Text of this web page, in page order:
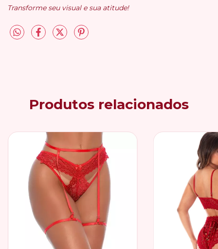
Transforme seu visual e sua atitude!
Produtos relacionados